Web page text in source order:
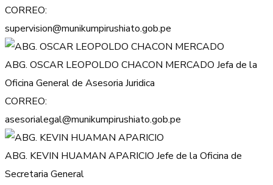
CORREO:
supervision@munikumpirushiato.gob.pe
ABG. OSCAR LEOPOLDO CHACON MERCADO Jefa de la
Oficina General de Asesoria Juridica
CORREO:
asesorialegal@munikumpirushiato.gob.pe
ABG. KEVIN HUAMAN APARICIO Jefe de la Oficina de
Secretaria General